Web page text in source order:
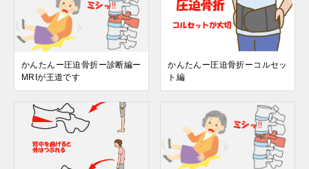
かんたんー圧迫骨折ー診断編ー
MRIが王道です
かんたんー圧迫骨折ーコルセッ
ト編